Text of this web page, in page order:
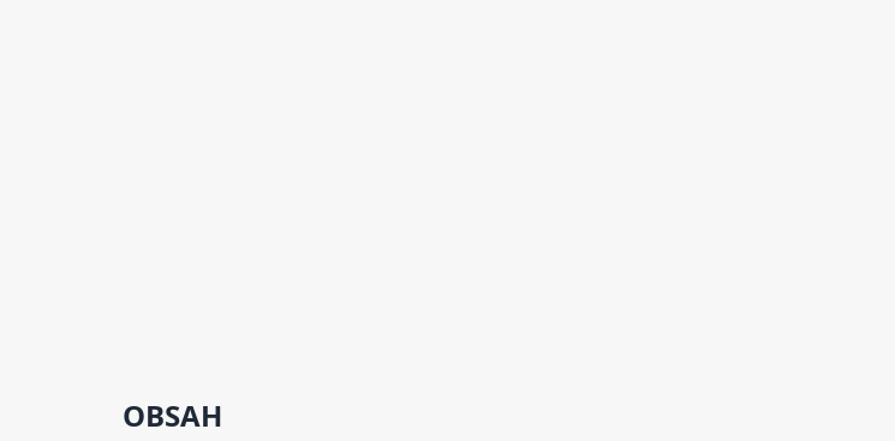
OBSAH